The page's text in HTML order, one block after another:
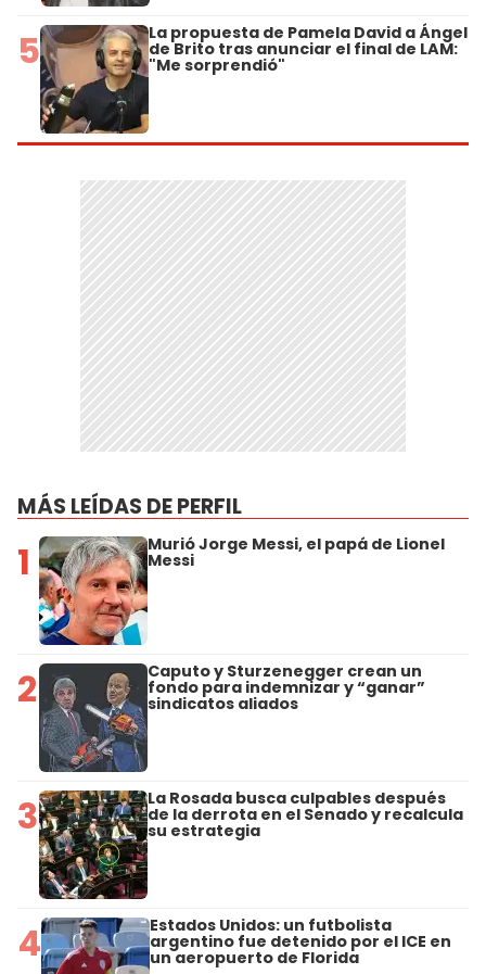
5 La propuesta de Pamela David a Ángel
de Brito tras anunciar el final de LAM:
"Me sorprendió"
MÁS LEÍDAS DE PERFIL
1 Murió Jorge Messi, el papá de Lionel
Messi
2 Caputo y Sturzenegger crean un
fondo para indemnizar y “ganar”
sindicatos aliados
3 La Rosada busca culpables después
de la derrota en el Senado y recalcula
su estrategia
4 Estados Unidos: un futbolista
argentino fue detenido por el ICE en
un aeropuerto de Florida